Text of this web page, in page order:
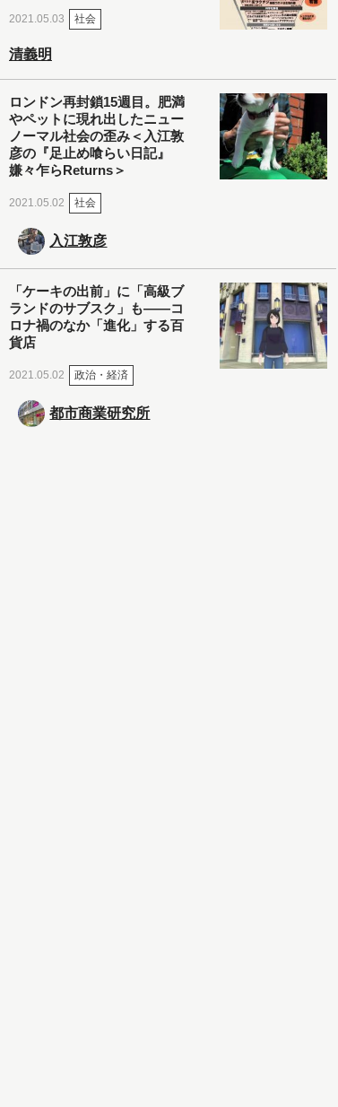
2021.05.03 社会
清義明
ロンドン再封鎖15週目。肥満
やペットに現れ出したニュー
ノーマル社会の歪み＜入江敦
彦の『足止め喰らい日記』
嫌々乍らReturns＞
2021.05.02 社会
入江敦彦
「ケーキの出前」に「高級ブ
ランドのサブスク」も――コ
ロナ禍のなか「進化」する百
貨店
2021.05.02 政治・経済
都市商業研究所